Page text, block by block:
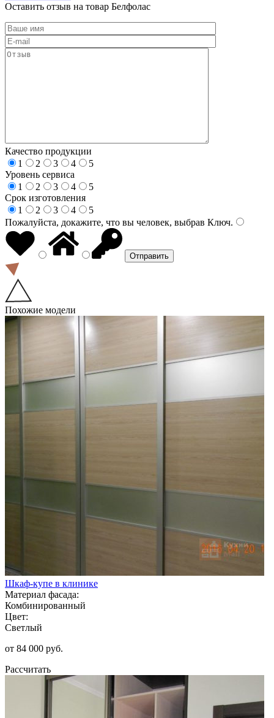
Оставить отзыв на товар Белфолас
Качество продукции
1
2 3 4
5
Уровень сервиса
1
2 3 4
5
Срок изготовления
1
2 3 4
5
Пожалуйста, докажите, что вы человек, выбрав Ключ.
Похожие модели
Шкаф-купе в клинике
Материал фасада:
Комбинированный
Цвет:
Светлый
от 84 000 руб.
Рассчитать